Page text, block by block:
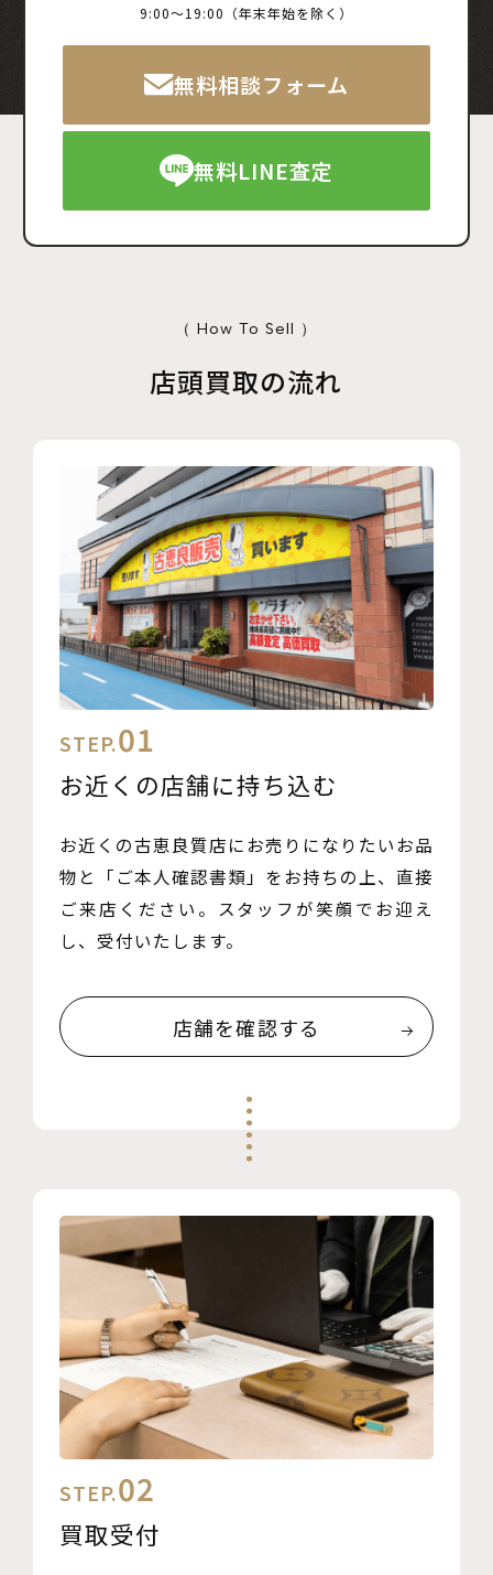
9:00～19:00（年末年始を除く）
無料相談フォーム
無料LINE査定
（ How To Sell ）
店頭買取の流れ
STEP.01
お近くの店舗に持ち込む
お近くの古恵良質店にお売りになりたいお品
物と「ご本人確認書類」をお持ちの上、直接
ご来店ください。スタッフが笑顔でお迎え
し、受付いたします。
店舗を確認する
STEP.02
買取受付